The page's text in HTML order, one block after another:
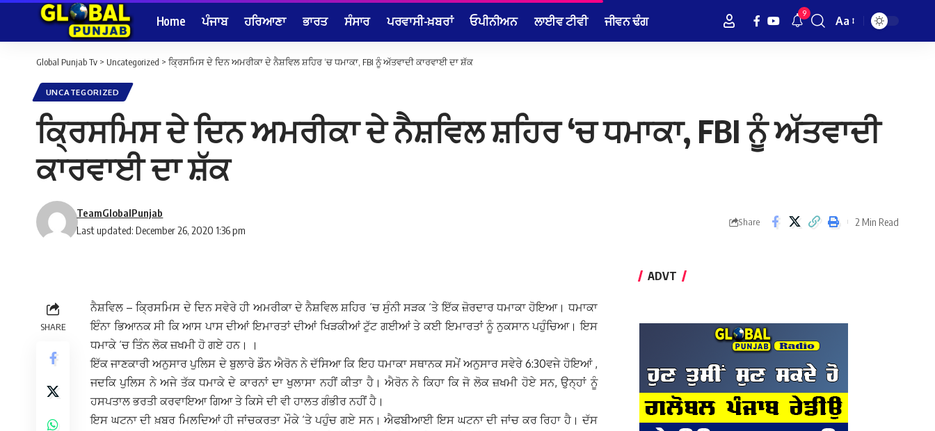
Home ਪੰਜਾਬ ਹਰਿਆਣਾ ਭਾਰਤ ਸੰਸਾਰ ਪਰਵਾਸੀ-ਖ਼ਬਰਾਂ ਓਪੀਨੀਅਨ ਲਾਈਵ ਟੀਵੀ ਜੀਵਨ ਢੰਗ 9
Font
Aa
Global Punjab Tv > Uncategorized > ਕ੍ਰਿਸਮਿਸ ਦੇ ਦਿਨ ਅਮਰੀਕਾ ਦੇ ਨੈਸ਼ਵਿਲ ਸ਼ਹਿਰ ‘ਚ ਧਮਾਕਾ, FBI ਨੂੰ ਅੱਤਵਾਦੀ ਕਾਰਵਾਈ ਦਾ ਸ਼ੱਕ
UNCATEGORIZED
ਕ੍ਰਿਸਮਿਸ ਦੇ ਦਿਨ ਅਮਰੀਕਾ ਦੇ ਨੈਸ਼ਵਿਲ ਸ਼ਹਿਰ ‘ਚ ਧਮਾਕਾ, FBI ਨੂੰ ਅੱਤਵਾਦੀ
ਕਾਰਵਾਈ ਦਾ ਸ਼ੱਕ
Last updated: December 26, 2020 1:36 pm
TeamGlobalPunjab
Share 2 Min Read
SHARE
ਨੈਸ਼ਵਿਲ – ਕ੍ਰਿਸਮਿਸ ਦੇ ਦਿਨ ਸਵੇਰੇ ਹੀ ਅਮਰੀਕਾ ਦੇ ਨੈਸ਼ਵਿਲ ਸ਼ਹਿਰ ‘ਚ ਸੁੰਨੀ ਸੜਕ ‘ਤੇ ਇੱਕ ਜ਼ੋਰਦਾਰ ਧਮਾਕਾ ਹੋਇਆ। ਧਮਾਕਾ
ਇੰਨਾ ਭਿਆਨਕ ਸੀ ਕਿ ਆਸ ਪਾਸ ਦੀਆਂ ਇਮਾਰਤਾਂ ਦੀਆਂ ਖਿੜਕੀਆਂ ਟੁੱਟ ਗਈਆਂ ਤੇ ਕਈ ਇਮਾਰਤਾਂ ਨੂੰ ਨੁਕਸਾਨ ਪਹੁੰਚਿਆ। ਇਸ
ਧਮਾਕੇ ‘ਚ ਤਿੰਨ ਲੋਕ ਜ਼ਖਮੀ ਹੋ ਗਏ ਹਨ। ।
ਇੱਕ ਜਾਣਕਾਰੀ ਅਨੁਸਾਰ ਪੁਲਿਸ ਦੇ ਬੁਲਾਰੇ ਡੌਨ ਐਰੋਨ ਨੇ ਦੱਸਿਆ ਕਿ ਇਹ ਧਮਾਕਾ ਸਥਾਨਕ ਸਮੇਂ ਅਨੁਸਾਰ ਸਵੇਰੇ 6:30ਵਜੇ ਹੋਇਆਂ ,
ਜਦਕਿ ਪੁਲਿਸ ਨੇ ਅਜੇ ਤੱਕ ਧਮਾਕੇ ਦੇ ਕਾਰਨਾਂ ਦਾ ਖੁਲਾਸਾ ਨਹੀਂ ਕੀਤਾ ਹੈ। ਐਰੋਨ ਨੇ ਕਿਹਾ ਕਿ ਜੋ ਲੋਕ ਜ਼ਖਮੀ ਹੋਏ ਸਨ, ਉਨ੍ਹਾਂ ਨੂੰ
ਹਸਪਤਾਲ ਭਰਤੀ ਕਰਵਾਇਆ ਗਿਆ ਤੇ ਕਿਸੇ ਦੀ ਵੀ ਹਾਲਤ ਗੰਭੀਰ ਨਹੀਂ ਹੈ।
ਇਸ ਘਟਨਾ ਦੀ ਖ਼ਬਰ ਮਿਲਦਿਆਂ ਹੀ ਜਾਂਚਕਰਤਾ ਮੌਕੇ ‘ਤੇ ਪਹੁੰਚ ਗਏ ਸਨ। ਐਫਬੀਆਈ ਇਸ ਘਟਨਾ ਦੀ ਜਾਂਚ ਕਰ ਰਿਹਾ ਹੈ। ਦੱਸ
ADVT